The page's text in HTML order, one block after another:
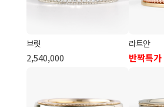
브릿
2,540,000
라트안
반짝특가